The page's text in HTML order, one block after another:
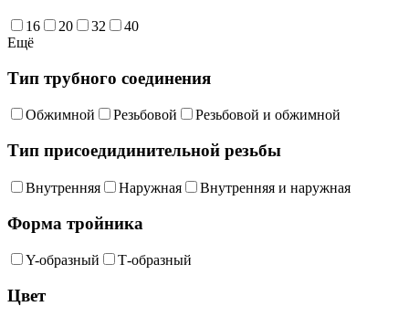
16 20 32
40
Ещё
Тип трубного соединения
Обжимной Резьбовой Резьбовой и обжимной
Тип присоедидинительной резьбы
Внутренняя Наружная Внутренняя и наружная
Форма тройника
Y-образный Т-образный
Цвет